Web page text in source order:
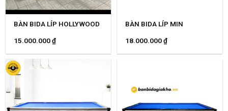
BÀN BIDA LÍP HOLLYWOOD
15.000.000₫
BÀN BIDA LÍP MIN
18.000.000₫